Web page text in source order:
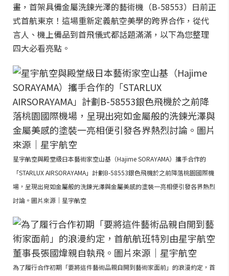
畫，首架具備金屬洗鍊光澤的藝術機（B-58553）日前正
式首航東京！這場重新定義航空美學的跨界合作，從代
言人、機上備品到首飛儀式都話題滿滿，以下為您整理
四大必看亮點。
星宇航空與殿堂級日本藝術家空山基（Hajime SORAYAMA）攜手合作的
「STARLUX AIRSORAYAMA」計劃B-58553銀色飛機於之前降落桃園國際機
場，呈現出宛如金屬般的洗鍊光澤與金屬美感的塗裝一亮相便引發各界熱烈
討論。圖片來源｜星宇航空
為了履行合作初期「要將這件藝術品親自開到藝術家面前」的浪漫約定，首